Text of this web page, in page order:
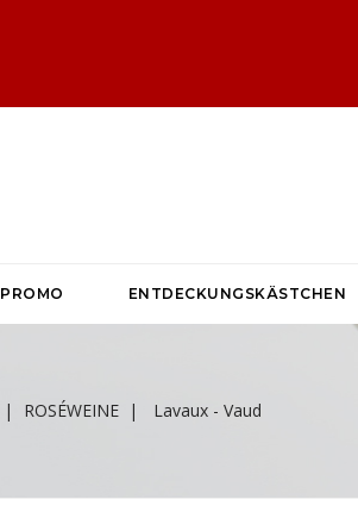
PROMO ENTDECKUNGSKÄSTCHEN
ROSÉWEINE Lavaux - Vaud